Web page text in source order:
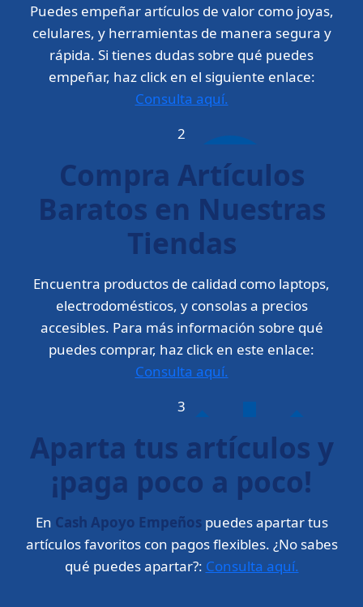
Puedes empeñar artículos de valor como joyas,
celulares, y herramientas de manera segura y
rápida. Si tienes dudas sobre qué puedes
empeñar, haz click en el siguiente enlace:
Consulta aquí.
2
Compra Artículos
Baratos en Nuestras
Tiendas
Encuentra productos de calidad como laptops,
electrodomésticos, y consolas a precios
accesibles. Para más información sobre qué
puedes comprar, haz click en este enlace:
Consulta aquí.
3
Aparta tus artículos y
¡paga poco a poco!
En Cash Apoyo Empeñospuedes apartar tus
artículos favoritos con pagos flexibles. ¿No sabes
qué puedes apartar?: Consulta aquí.